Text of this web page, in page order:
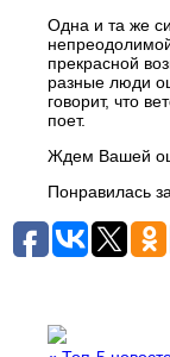
Одна и та же
прекрасной
разные люди
говорит, что
поет.
Ждем Вашей
Понравилась